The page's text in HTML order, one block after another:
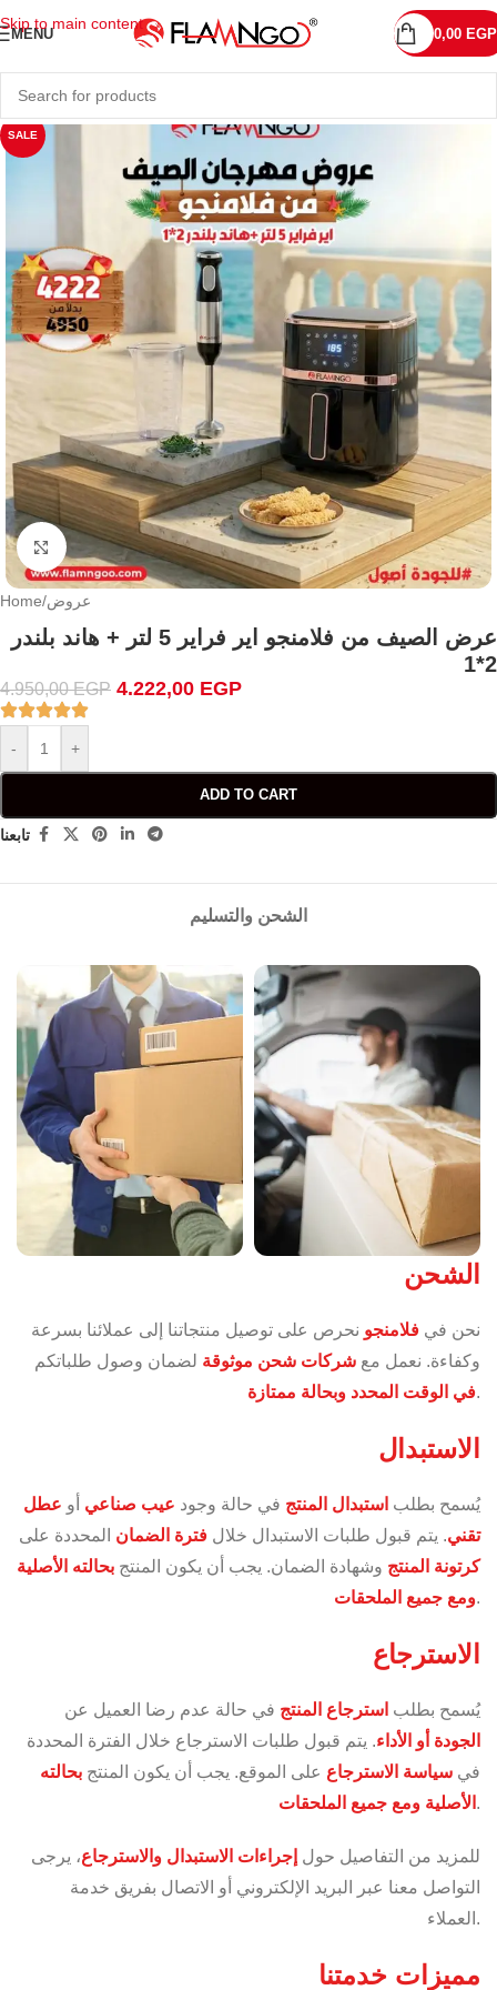
Skip to main content
MENU 0,00 EGP
SALE
Click to enlarge
Home/عروض
عرض الصيف من فلامنجو اير فراير 5 لتر + هاند بلندر
2*1
4.950,00EGP 4.222,00 EGP
- +
ADD TO CART
تابعنا
الشحن والتسليم
الشحن
نحن فيفلامنجو نحرص على توصيل منتجاتنا إلى عملائنا بسرعة
وكفاءة. نعمل معشركات شحن موثوقة لضمان وصول طلباتكم
في الوقت المحدد وبحالة ممتازة.
الاستبدال
يُسمح بطلب استبدال المنتج في حالة وجود عيب صناعي أو عطل
تقني. يتم قبول طلبات الاستبدال خلالفترة الضمان المحددة على
كرتونة المنتج وشهادة الضمان. يجب أن يكون المنتج بحالته الأصلية
ومع جميع الملحقات.
الاسترجاع
يُسمح بطلب استرجاع المنتج في حالة عدم رضا العميل عن
الجودة أو الأداء. يتم قبول طلبات الاسترجاع خلال الفترة المحددة
فيسياسة الاسترجاع على الموقع. يجب أن يكون المنتجبحالته
الأصلية ومع جميع الملحقات .
للمزيد من التفاصيل حول إجراءات الاستبدال والاسترجاع، يرجى
التواصل معنا عبر البريد الإلكتروني أو الاتصال بفريق خدمة
العملاء.
مميزات خدمتنا